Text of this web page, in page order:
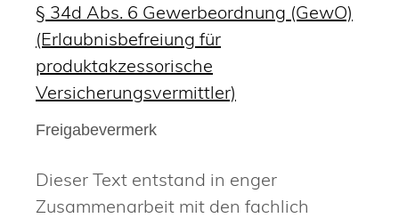
§ 34d Abs. 6 Gewerbeordnung (GewO)
(Erlaubnisbefreiung für
produktakzessorische
Versicherungsvermittler)
Freigabevermerk
Dieser Text entstand in enger
Zusammenarbeit mit den fachlich